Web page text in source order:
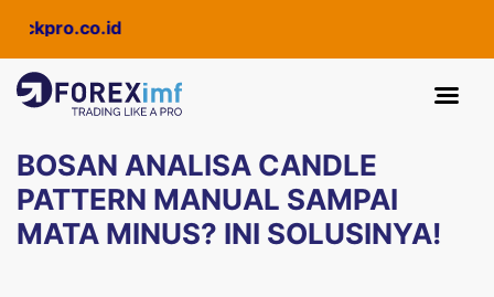
BOSAN ANALISA CANDLE
PATTERN MANUAL SAMPAI
MATA MINUS? INI SOLUSINYA!